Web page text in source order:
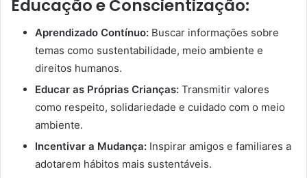
Educação e Conscientização:
Aprendizado Contínuo: Buscar informações sobre
temas como sustentabilidade, meio ambiente e
direitos humanos.
Educar as Próprias Crianças: Transmitir valores
como respeito, solidariedade e cuidado com o meio
ambiente.
Incentivar a Mudança: Inspirar amigos e familiares a
adotarem hábitos mais sustentáveis.